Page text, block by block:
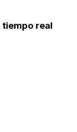
tiempo real